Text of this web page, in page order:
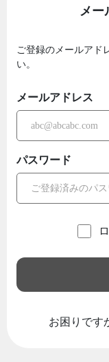
メー
ご登録のメールアド
い。
メールアドレス
パスワード
お困りです